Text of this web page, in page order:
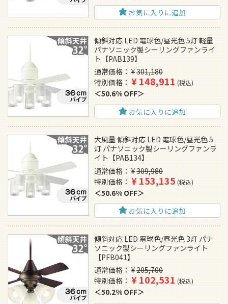
お気に入りに追加
傾斜対応 LED 電球色/昼光色 5灯 軽量
パナソニック製シーリングファンライ
ト【PAB139】
通常価格
¥301,180
特別価格
¥148,911 税込
50.6% OFF
お気に入りに追加
大風量 傾斜対応 LED 電球色/昼光色 5
灯 パナソニック製シーリングファンラ
イト【PAB134】
通常価格
¥309,980
特別価格
¥153,135 税込
50.6% OFF
お気に入りに追加
傾斜対応 LED 電球色/昼光色 3灯 パナ
ソニック製シーリングファンライト
【PFB041】
通常価格
¥205,700
特別価格
¥102,531 税込
50.2% OFF